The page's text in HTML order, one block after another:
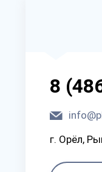
8
г. Орёл,